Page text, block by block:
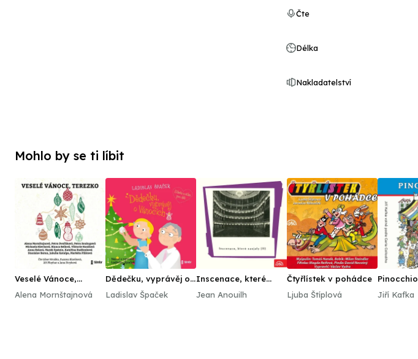
Čte
Délka
Nakladatelství
Mohlo by se ti líbit
Veselé Vánoce,
Alena Mornštajnová
Dědečku, vyprávěj o
Vánocích
Ladislav Špaček
Inscenace, které
Jean Anouilh
Čtyřlístek v pohádce
Ljuba Štíplová
Pinocchio
Jiří Kafka